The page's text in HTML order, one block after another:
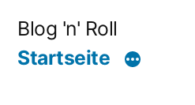
Inhalt
Blog 'n' Roll
Startseite